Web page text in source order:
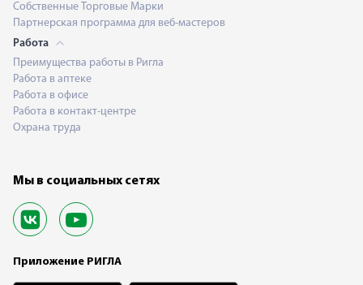
Собственные Торговые Марки
Партнерская программа для веб-мастеров
Работа
Преимущества работы в Ригла
Работа в аптеке
Работа в офисе
Работа в контакт-центре
Охрана труда
Мы в социальных сетях
Приложение РИГЛА